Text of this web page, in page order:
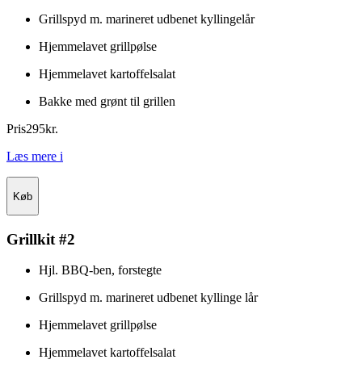
Grillspyd m. marineret udbenet kyllingelår
Hjemmelavet grillpølse
Hjemmelavet kartoffelsalat
Bakke med grønt til grillen
Pris295kr.
Læs mere i
Køb
Grillkit #2
Hjl. BBQ-ben, forstegte
Grillspyd m. marineret udbenet kyllinge lår
Hjemmelavet grillpølse
Hjemmelavet kartoffelsalat